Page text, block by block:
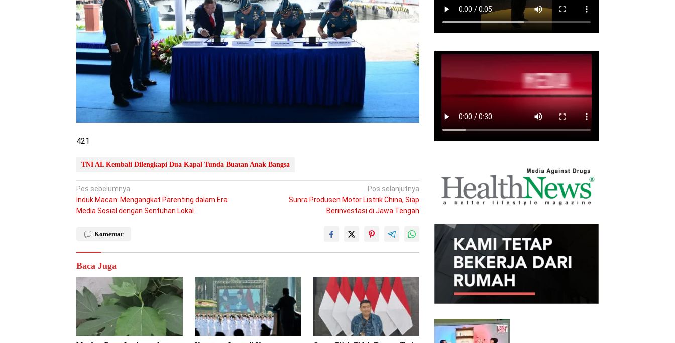
421
TNI AL Kembali Dilengkapi Dua Kapal Tunda Buatan Anak Bangsa
Navigasi
pos
Pos sebelumnya
Induk Macan: Mengangkat Parenting dalam Era
Media Sosial dengan Sentuhan Lokal
Pos selanjutnya
Sunra Produsen Motor Listrik China, Siap
Berinvestasi di Jawa Tengah
Komentar
Baca Juga